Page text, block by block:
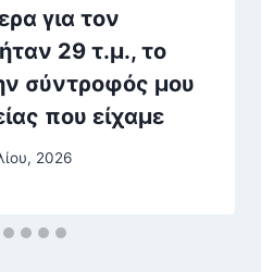
για τον
29 τ.μ., το
σύντροφός μου
που είχαμε
2026